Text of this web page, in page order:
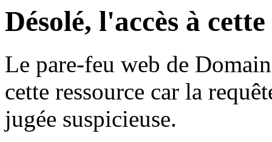
Désolé, l'accès à
Le pare-feu web de
cette ressource car la
jugée suspicieuse.